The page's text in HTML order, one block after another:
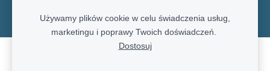
Używamy plików cookie w celu świadczenia usług,
marketingu i poprawy Twoich doświadczeń.
Dostosuj